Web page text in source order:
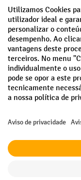
Redes sociais
Facebook
LinkedIn
Instagram
Termos e condições
Todos os preços excl. IVA
¹ O desconto é válido
descontos percentuais